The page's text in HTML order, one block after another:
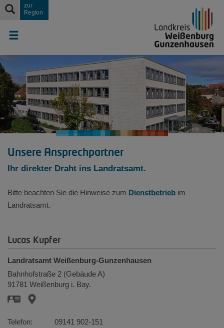
zur
Region
Unsere Ansprechpartner
Ihr direkter Draht ins Landratsamt.
Bitte beachten Sie die Hinweise zum Dienstbetrieb im
Landratsamt.
Lucas Kupfer
Landratsamt Weißenburg-Gunzenhausen
Bahnhofstraße 2 (Gebäude A)
91781 Weißenburg i. Bay.
Telefon:
09141 902-151